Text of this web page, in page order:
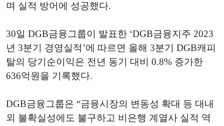
며 실적 방어에 성공했다.
30일 DGB금융그룹이 발표한 ‘DGB금융지주 2023
년 3분기 경영실적’에 따르면 올해 3분기 DGB캐피
탈의 당기순이익은 전년 동기 대비 0.8% 증가한
636억원을 기록했다.
DGB금융그룹은 “금융시장의 변동성 확대 등 대내
외 불확실성에도 불구하고 비은행 계열사 실적 역